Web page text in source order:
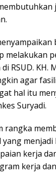
melakukan
RSUD. KH.
agar
hal itu
Suryadi.
rangka
menjadi
kerja
kerja